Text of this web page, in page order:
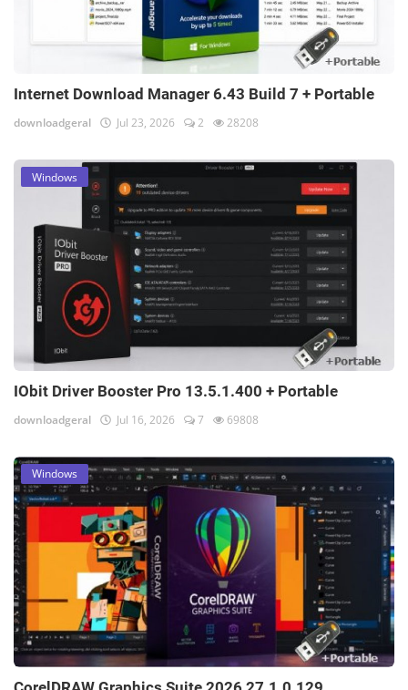
Internet Download Manager 6.43 Build 7 + Portable
downloadgeral Jul 23, 2026 2 28208
Windows
IObit Driver Booster Pro 13.5.1.400 + Portable
downloadgeral Jul 16, 2026 7 69808
Windows